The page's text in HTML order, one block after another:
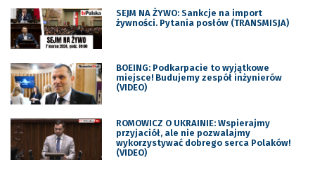
SEJM NA ŻYWO: Sankcje na import
żywności. Pytania posłów (TRANSMISJA)
BOEING: Podkarpacie to wyjątkowe
miejsce! Budujemy zespół inżynierów
(VIDEO)
ROMOWICZ O UKRAINIE: Wspierajmy
przyjaciół, ale nie pozwalajmy
wykorzystywać dobrego serca Polaków!
(VIDEO)